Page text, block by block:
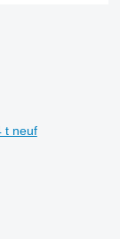
t neuf